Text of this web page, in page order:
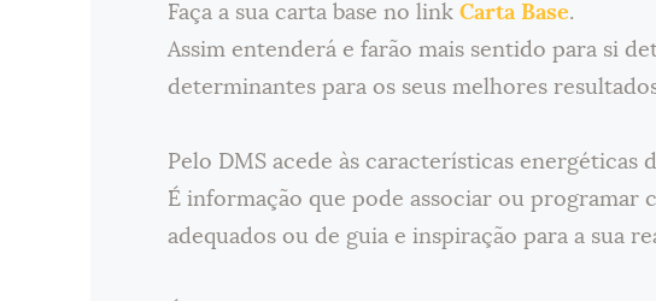
Faça a sua carta base no linkCarta Base.
Assim entenderá e farão mais sentido para si
determinantes para os seus melhores
Pelo DMS acede às características energéticas
É informação que pode associar ou programar
adequados ou de guia e inspiração para a sua